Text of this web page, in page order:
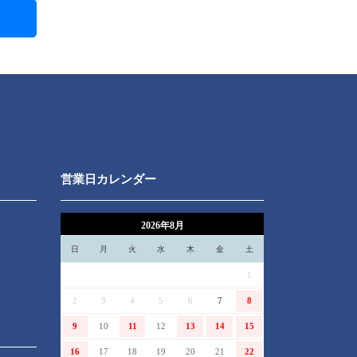
営業日カレンダー
2026年8月
日 月 火 水 木 金 土
1
2 3 4 5 6 7 8
9 10 11 12 13 14 15
16 17 18 19 20 21 22